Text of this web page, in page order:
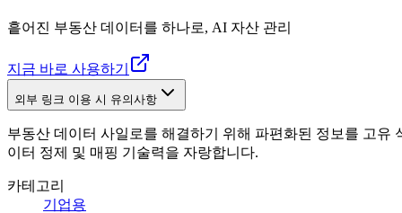
흩어진 부동산 데이터를 하나로, AI 자산 관리
지금 바로 사용하기
외부 링크 이용 시 유의사항
부동산 데이터 사일로를 해결하기 위해 파편화된 정보를 고유
이터 정제 및 매핑 기술력을 자랑합니다.
카테고리
기업용